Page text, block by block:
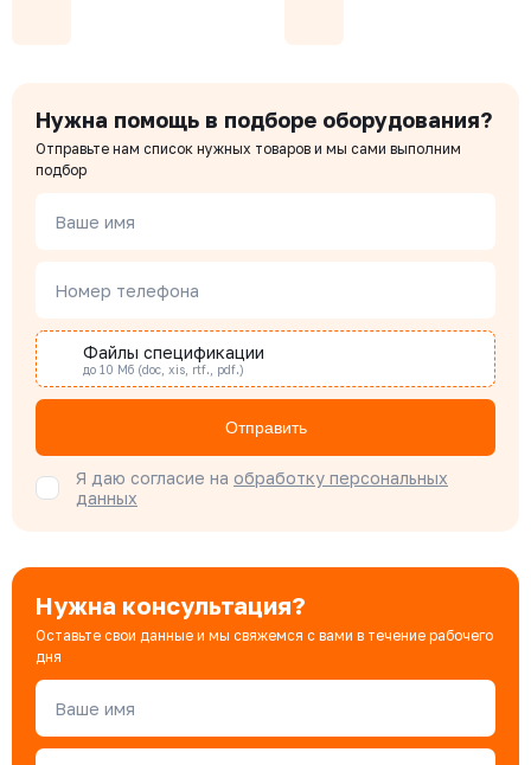
315-250-16
Давление номинальное
Цена с НДС
Менеджер по проектным продажам
Специалист отдела снабжения
Специалист отдела продаж
Нужна помощь в подборе оборудования?
Отправьте нам список нужных товаров и мы сами выполним
подбор
Ваше имя
Номер телефона
Файлы спецификации
до 10 Мб (doc, xis, rtf., pdf.)
Отправить
Я даю согласие на обработку персональных
данных
Нужна консультация?
Оставьте свои данные и мы свяжемся с вами в течение рабочего
дня
Ваше имя